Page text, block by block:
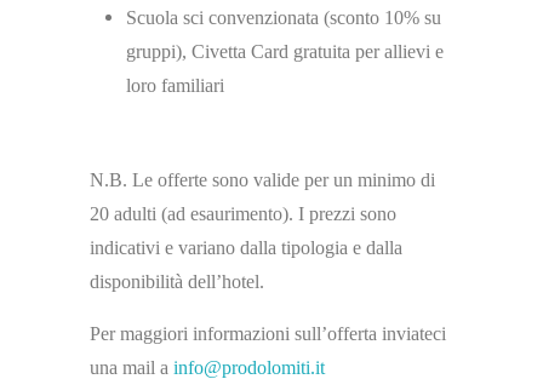
Scuola sci convenzionata (sconto 10% su
gruppi), Civetta Card gratuita per allievi e
loro familiari
N.B. Le offerte sono valide per un minimo di
20 adulti (ad esaurimento). I prezzi sono
indicativi e variano dalla tipologia e dalla
disponibilità dell’hotel.
Per maggiori informazioni sull’offerta inviateci
una mail a info@prodolomiti.it